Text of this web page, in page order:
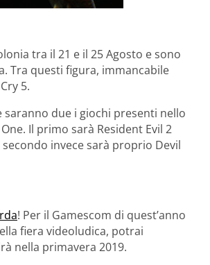
tra il 21 e il 25 Agosto e sono
Tra questi figura, immancabile
5.
saranno due i giochi presenti nello
Il primo sarà Resident Evil 2
invece sarà proprio Devil
! Per il Gamescom di quest’anno
fiera videoludica, potrai
nella primavera 2019.